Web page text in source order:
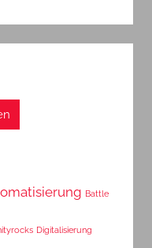
Battle
Digitalisierung